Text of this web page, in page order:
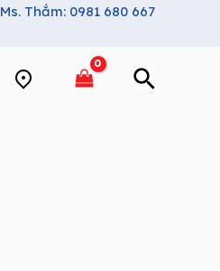
Ms. Thắm: 0981 680 667